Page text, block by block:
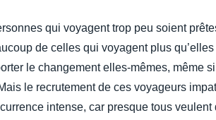
qui voyagent trop peu soient
de celles qui voyagent plus
le changement elles-mêmes, même
le recrutement de ces voyageurs
intense, car presque tous veulent